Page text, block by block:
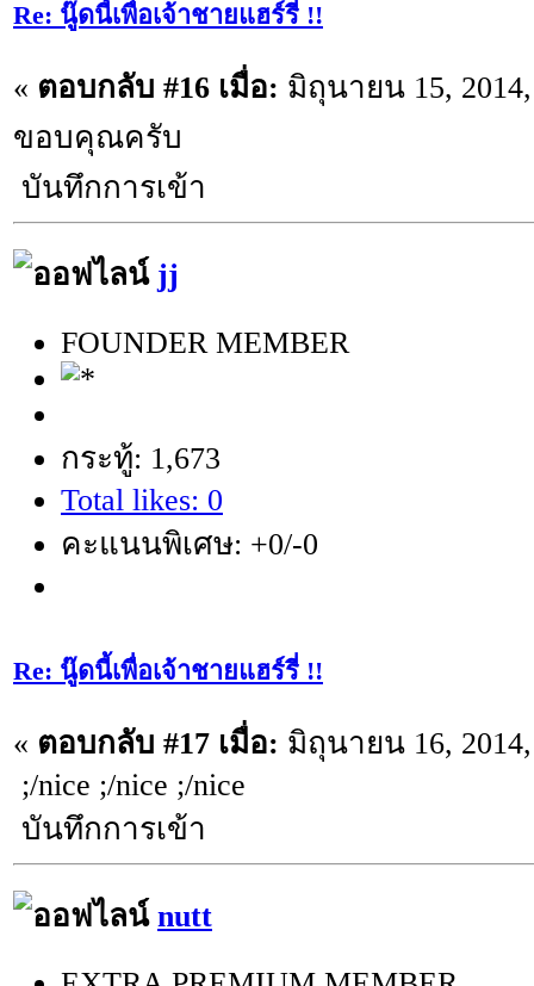
Re: นู๊ดนี้เพื่อเจ้าชายแฮร์รี่ !!
« ตอบกลับ #16 เมื่อ: มิถุนายน 15, 2014,
ขอบคุณครับ
บันทึกการเข้า
jj
FOUNDER MEMBER
กระทู้: 1,673
Total likes: 0
คะแนนพิเศษ: +0/-0
Re: นู๊ดนี้เพื่อเจ้าชายแฮร์รี่ !!
« ตอบกลับ #17 เมื่อ: มิถุนายน 16, 2014,
;/nice ;/nice ;/nice
บันทึกการเข้า
nutt